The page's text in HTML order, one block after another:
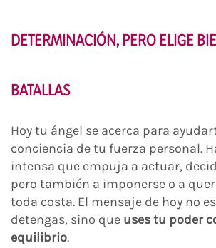
DETERMINACIÓN, PERO ELIGE
BATALLAS
Hoy tu ángel se acerca para
conciencia de tu fuerza personal.
intensa que empuja a actuar,
pero también a imponerse o a
toda costa. El mensaje de hoy no
detengas, sino que uses tu poder
equilibrio.